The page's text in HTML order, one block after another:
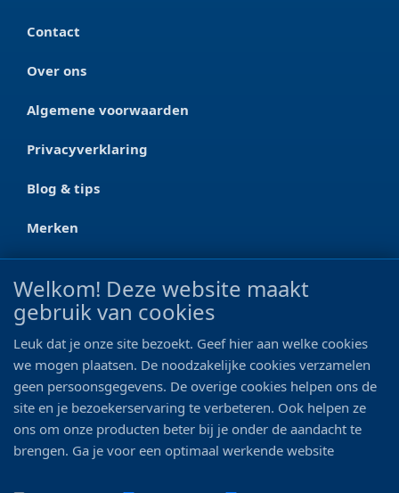
Contact
Over ons
Algemene voorwaarden
Privacyverklaring
Blog & tips
Merken
CONTACT
Ootmarsumseweg 125a
0546 - 622 990
06 - 11 19 81 42
info@bo-vis.nl
Welkom! Deze website maakt
gebruik van cookies
Leuk dat je onze site bezoekt. Geef hier aan welke cookies
we mogen plaatsen. De noodzakelijke cookies verzamelen
geen persoonsgegevens. De overige cookies helpen ons de
site en je bezoekerservaring te verbeteren. Ook helpen ze
ons om onze producten beter bij je onder de aandacht te
brengen. Ga je voor een optimaal werkende website